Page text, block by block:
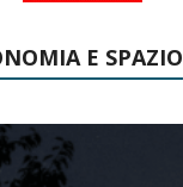
E SPAZIO